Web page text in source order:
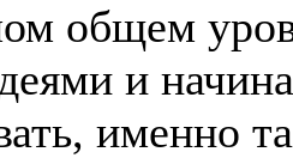
общем
и
именно